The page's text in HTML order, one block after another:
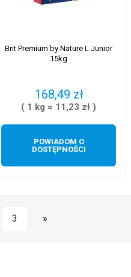
Brit Premium by Nature L Junior
15kg
168,49 zł
( 1 kg = 11,23 zł )
POWIADOM O
DOSTĘPNOŚCI
3 »